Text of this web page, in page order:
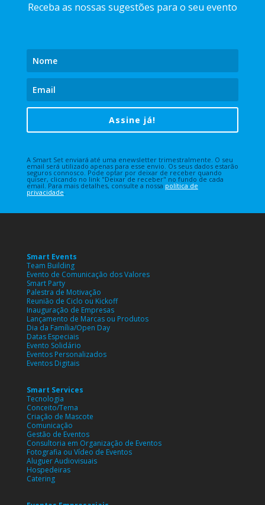
Receba as nossas sugestões para o seu evento
Assine já!
A Smart Set enviará até uma enewsletter trimestralmente. O seu
email será utilizado apenas para esse envio. Os seus dados estarão
seguros connosco. Pode optar por deixar de receber quando
quiser, clicando no link "Deixar de receber" no fundo de cada
email. Para mais detalhes, consulte a nossa política de
privacidade.
Smart Events
Team Building
Evento de Comunicação dos Valores
Smart Party
Palestra de Motivação
Reunião de Ciclo ou Kickoff
Inauguração de Empresas
Lançamento de Marcas ou Produtos
Dia da Família/Open Day
Datas Especiais
Evento Solidário
Eventos Personalizados
Eventos Digitais
Smart Services
Tecnologia
Conceito/Tema
Criação de Mascote
Comunicação
Gestão de Eventos
Consultoria em Organização de Eventos
Fotografia ou Vídeo de Eventos
Aluguer Audiovisuais
Hospedeiras
Catering